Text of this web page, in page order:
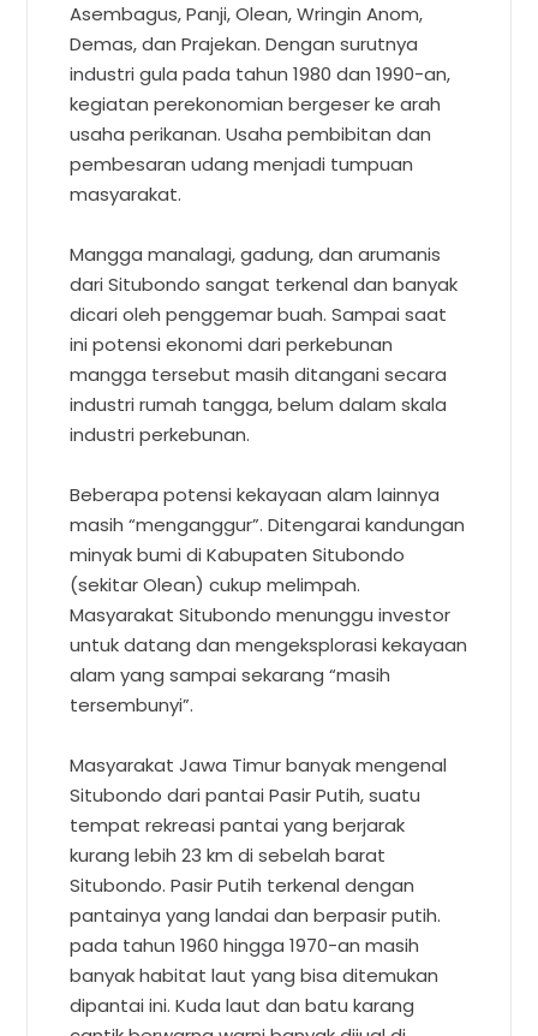
Asembagus, Panji, Olean, Wringin Anom,
Demas, dan Prajekan. Dengan surutnya
industri gula pada tahun 1980 dan 1990-an,
kegiatan perekonomian bergeser ke arah
usaha perikanan. Usaha pembibitan dan
pembesaran udang menjadi tumpuan
masyarakat.
Mangga manalagi, gadung, dan arumanis
dari Situbondo sangat terkenal dan banyak
dicari oleh penggemar buah. Sampai saat
ini potensi ekonomi dari perkebunan
mangga tersebut masih ditangani secara
industri rumah tangga, belum dalam skala
industri perkebunan.
Beberapa potensi kekayaan alam lainnya
masih “menganggur”. Ditengarai kandungan
minyak bumi di Kabupaten Situbondo
(sekitar Olean) cukup melimpah.
Masyarakat Situbondo menunggu investor
untuk datang dan mengeksplorasi kekayaan
alam yang sampai sekarang “masih
tersembunyi”.
Masyarakat Jawa Timur banyak mengenal
Situbondo dari pantai Pasir Putih, suatu
tempat rekreasi pantai yang berjarak
kurang lebih 23 km di sebelah barat
Situbondo. Pasir Putih terkenal dengan
pantainya yang landai dan berpasir putih.
pada tahun 1960 hingga 1970-an masih
banyak habitat laut yang bisa ditemukan
dipantai ini. Kuda laut dan batu karang